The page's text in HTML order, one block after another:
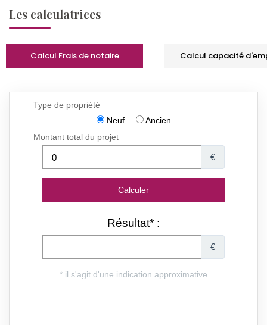
Les calculatrices
Calcul Frais de notaire Calcul capacité